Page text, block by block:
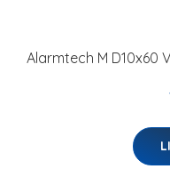
Alarmtech M D10x60